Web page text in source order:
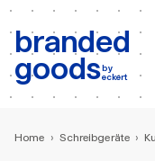
branded
goodsby
eckert
b:
Home › Schreibgeräte ›